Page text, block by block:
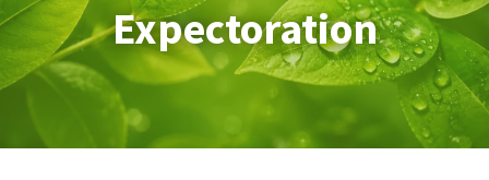
Expectoration